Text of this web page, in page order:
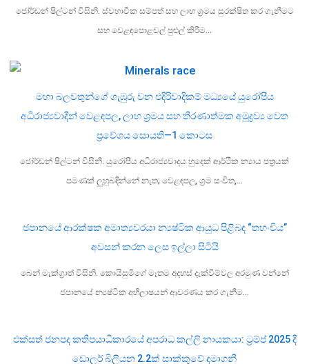
ජෝර්ඩන් ෂිල්ටන් විසිනි. ස්වභාවික සම්පත් සහ ලාභ ශ්‍රමය සුරක්ෂිත කර ගැනීමට
සහ වෙළඳපොළවල් පුළුල් කිරීම…
මහා බලවතුන්ගේ ගැඹුරු වන එදිරිවාදිකම් මධ්‍යයේ යුරෝපීය
අධිරාජ්‍යවාදීන් වෙළඳපල, ලාභ ශ්‍රමය සහ තීරණාත්මක අමුද්‍රව්‍ය වෙත
ප්‍රවේශය සොයති—1 කොටස
ජෝර්ඩන් ෂිල්ටන් විසිනි. යුරෝපීය අධිරාජ්‍යවාදය හුදෙක් ආර්ථික න්‍යාය පත්‍රයක්
පමණක් ලුහුබඳින්නේ නැත; වෙළඳපල, ශ්‍රම සංචිත,…
ජපානයේ ආරක්ෂක අමාත්‍යවරයා න්‍යෂ්ටික ආයුධ පිළිබඳ “තහංචිය”
අවසන් කරන ලෙස ඉල්ලා සිටියි
බෙන් මැක්ග්‍රාත් විසිනි. කොයිසුමිගේ මෑතම අදහස් දැක්වීම්වල අරමුණ වන්නේ
ජපානයේ න්‍යෂ්ටික අභිලාෂයන් ආවරණය කර ගැනීම…
එක්සත් ජනපද කතිපයාධිකාරයේ අපරාධ කල්ලි නායකයා: ට්‍රම්ප් 2025 දී
ඩොලර් බිලියන 2.2ක් සාක්කුවේ දමාගනී